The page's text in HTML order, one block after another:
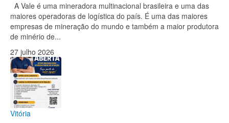
A Vale é uma mineradora multinacional brasileira e uma das
maiores operadoras de logística do país. É uma das maiores
empresas de mineração do mundo e também a maior produtora
de minério de...
27 julho 2026
Vitória